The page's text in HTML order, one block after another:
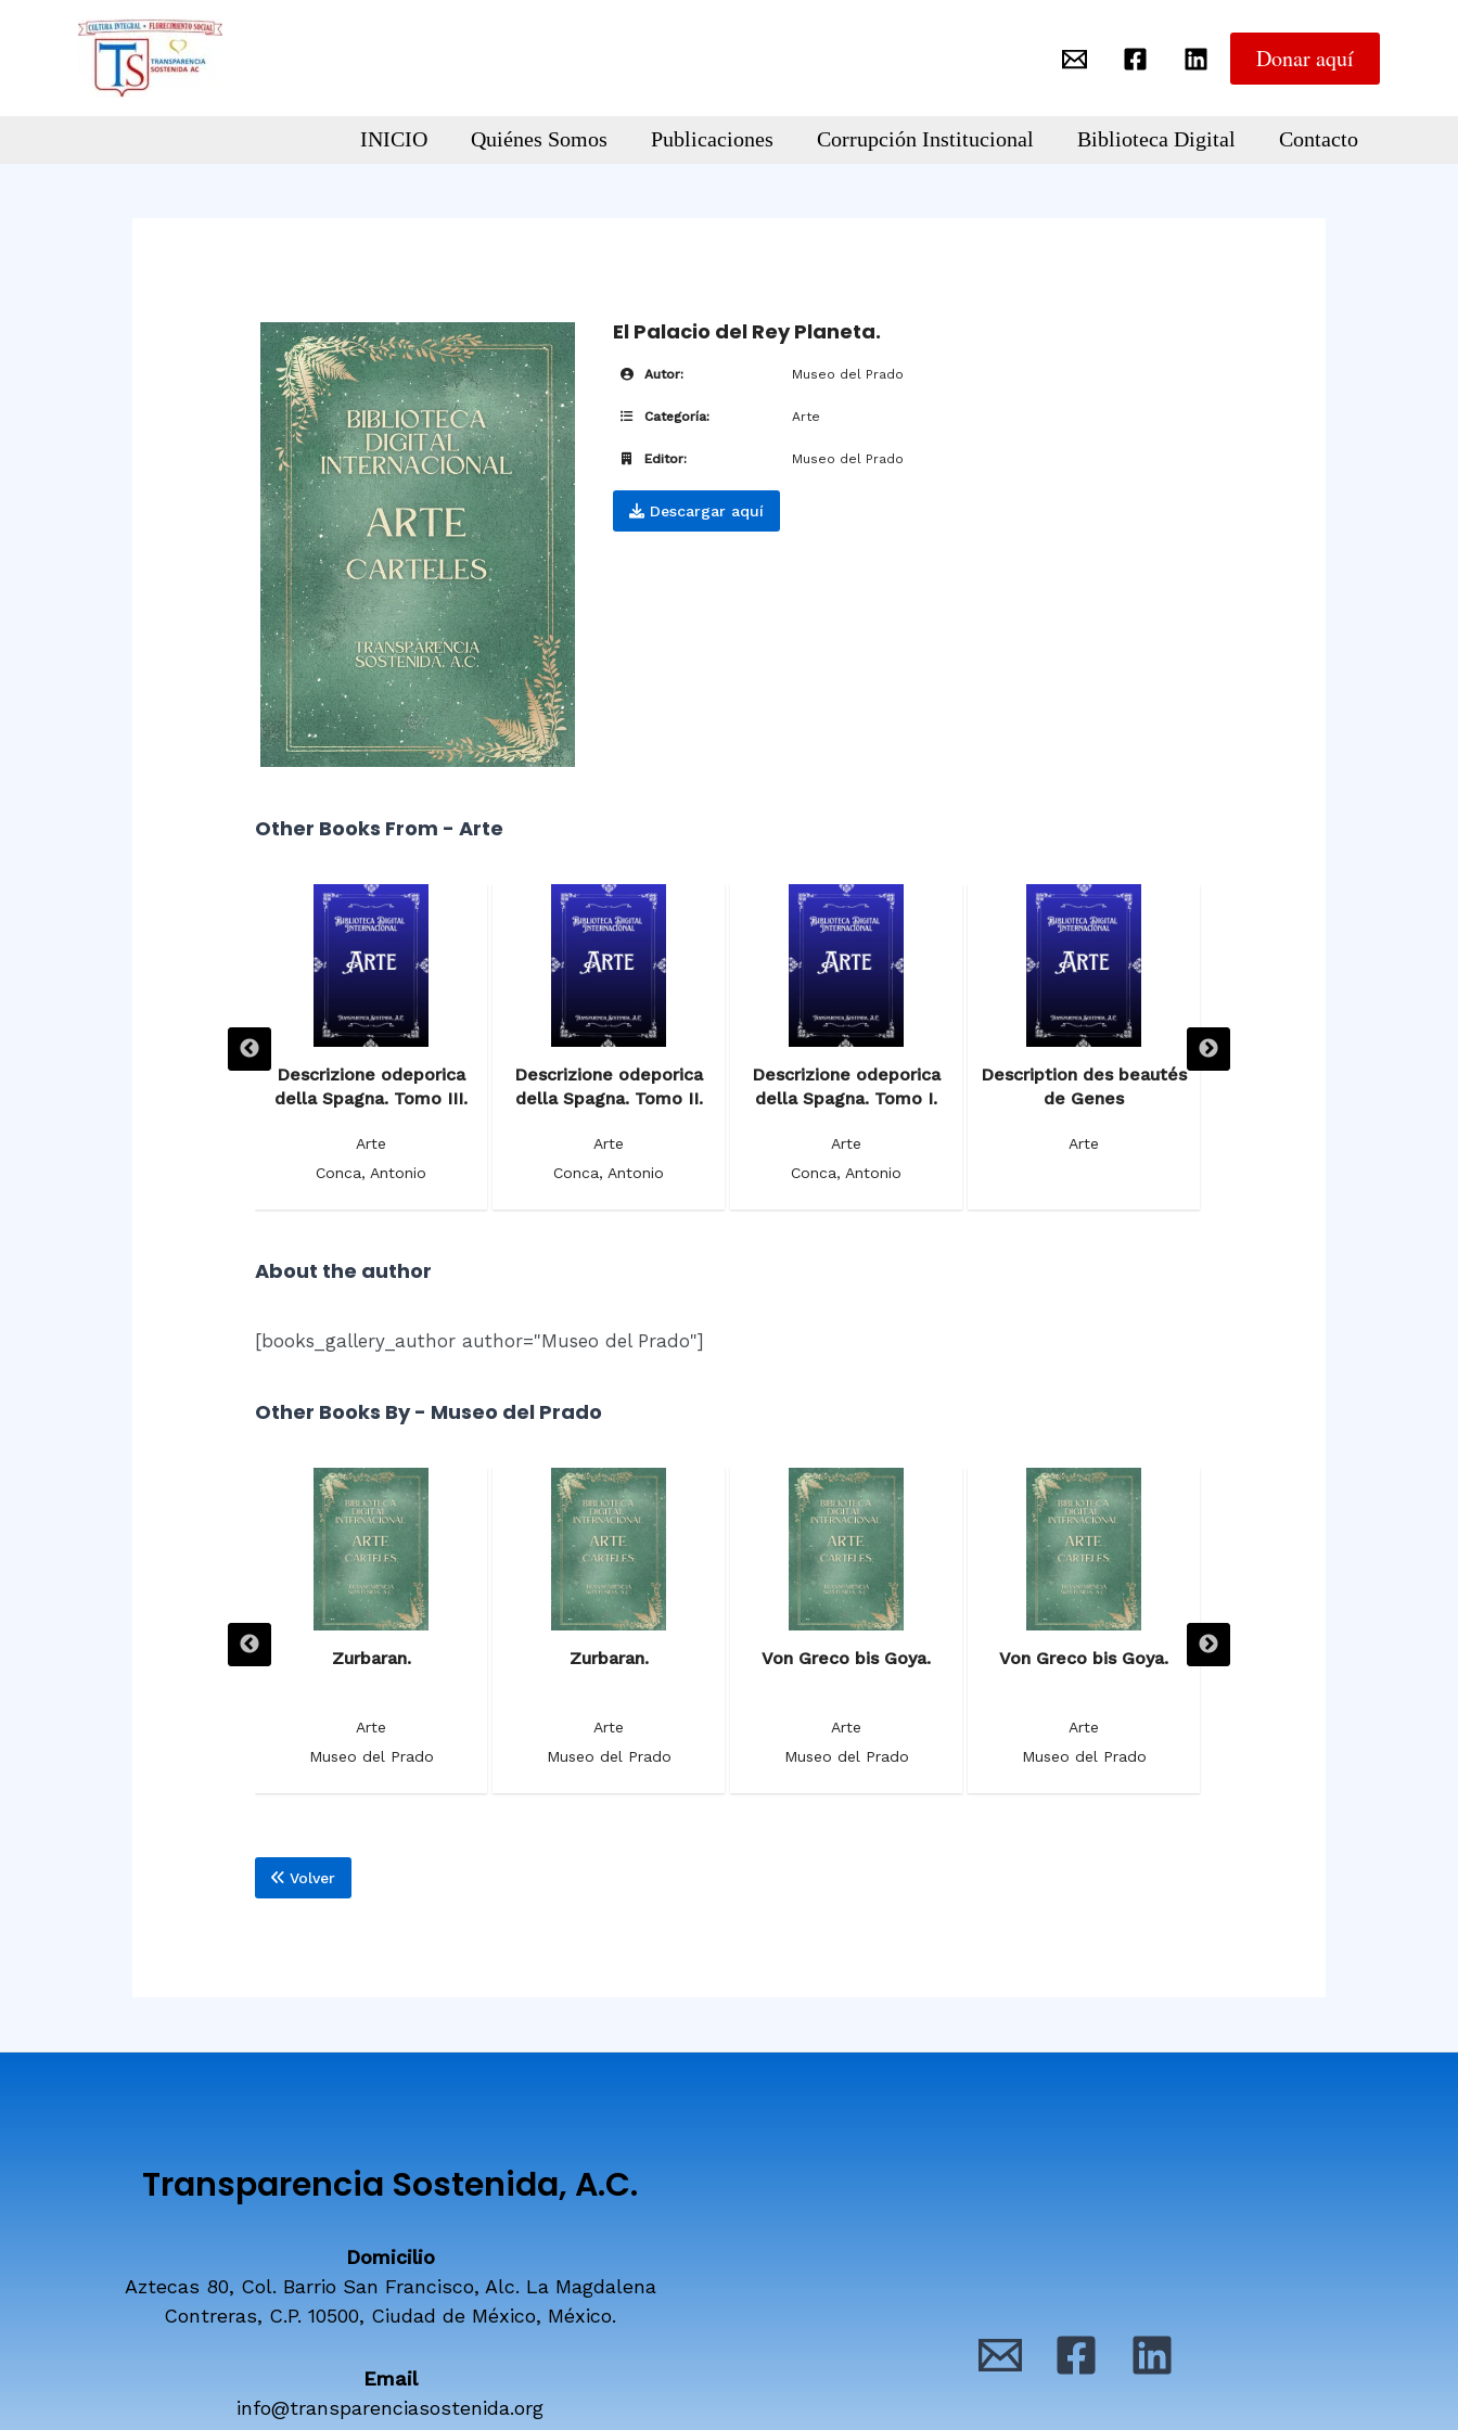
Donar aquí
INICIO Quiénes Somos Publicaciones Corrupción Institucional Biblioteca Digital Contacto
El Palacio del Rey Planeta.
Autor: Museo del Prado
Categoría: Arte
Editor: Museo del Prado
Descargar aquí
Other Books From - Arte
Descrizione odeporica
Descrizione odeporica
della Spagna. Tomo III.
Arte
Conca, Antonio
Descrizione odeporica
della Spagna. Tomo II.
Arte
Conca, Antonio
Descrizione odeporica
della Spagna. Tomo I.
Arte
Conca, Antonio
Description des beautés
de Genes
Arte
Description de l’Egypte
About the author
[books_gallery_author author="Museo del Prado"]
Other Books By - Museo del Prado
Zurbaran.
Arte
Museo del Prado
Zurbaran.
Arte
Museo del Prado
Von Greco bis Goya.
Arte
Museo del Prado
Von Greco bis Goya.
Arte
Museo del Prado
Vistas monumentales de
Volver
Transparencia Sostenida, A.C.
Domicilio
Aztecas 80, Col. Barrio San Francisco, Alc. La Magdalena
Contreras, C.P. 10500, Ciudad de México, México.
Email
info@transparenciasostenida.org